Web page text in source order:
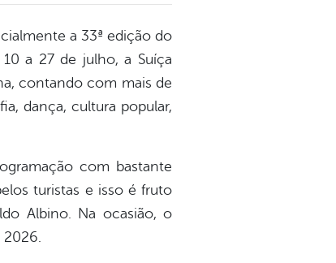
a 33ª edição do
a 27 de julho, a Suíça
contando com mais de
dança, cultura popular,
com bastante
turistas e isso é fruto
Albino. Na ocasião, o
2026.